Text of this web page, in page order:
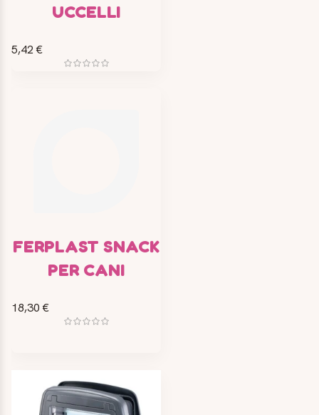
UCCELLI
5,42 €
FERPLAST SNACK
PER CANI
18,30 €